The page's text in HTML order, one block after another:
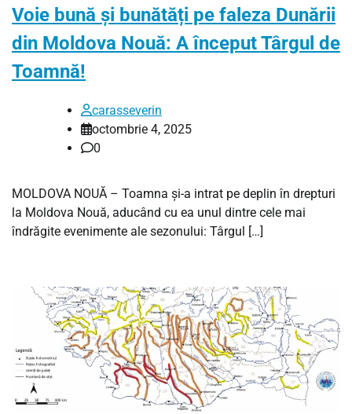
Voie bună și bunătăți pe faleza Dunării
din Moldova Nouă: A început Târgul de
Toamnă!
carasseverin
octombrie 4, 2025
0
MOLDOVA NOUĂ – Toamna și-a intrat pe deplin în drepturi
la Moldova Nouă, aducând cu ea unul dintre cele mai
îndrăgite evenimente ale sezonului: Târgul […]